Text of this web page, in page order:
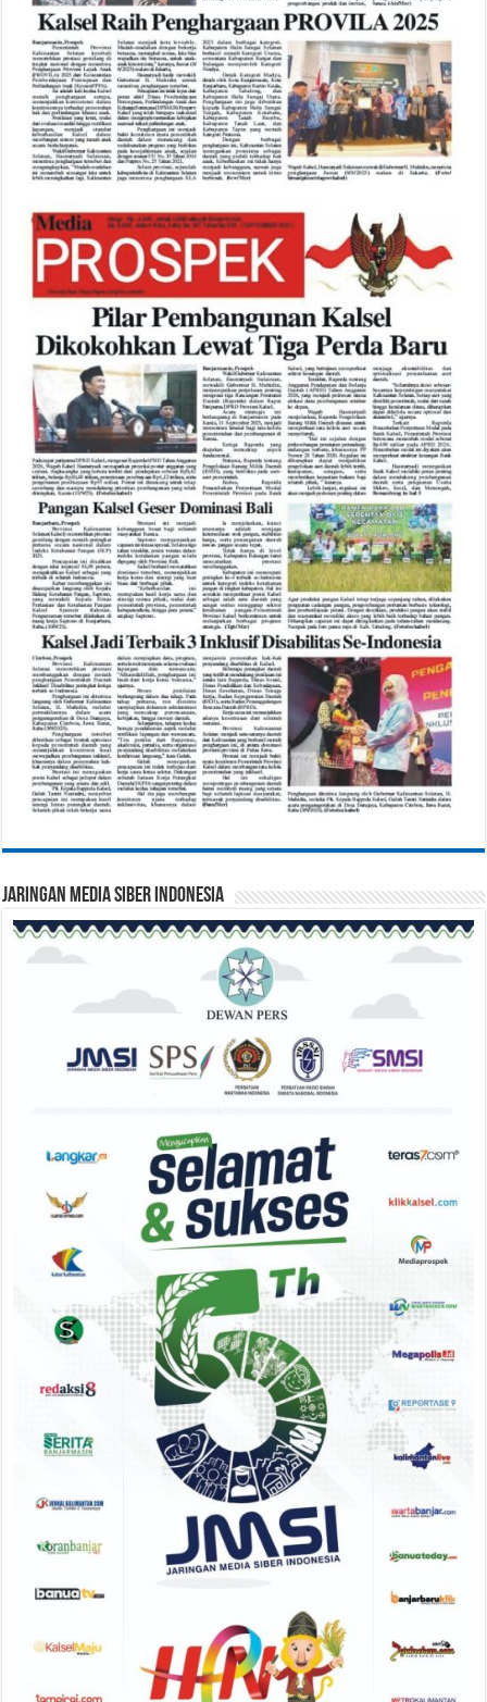
Jaringan Media Siber Indonesia